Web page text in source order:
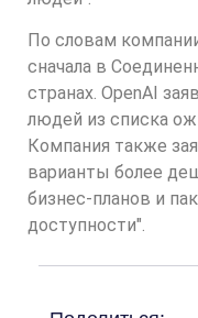
По словам
сначала в
странах. OpenAI
людей из списка
Компания также
варианты более
бизнес-планов и
доступности".